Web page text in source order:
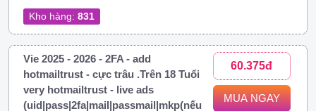
Kho hàng: 831
Vie 2025 - 2026 - 2FA - add
hotmailtrust - cực trâu .Trên 18 Tuổi
very hotmailtrust - live ads
(uid|pass|2fa|mail|passmail|mkp(nếu
60.375đ
MUA NGAY